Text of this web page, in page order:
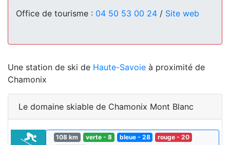
Office de tourisme : 04 50 53 00 24 / Site web
Une station de ski de Haute-Savoie à proximité de
Chamonix
Le domaine skiable de Chamonix Mont Blanc
108 km verte - 8 bleue - 28
rouge - 20